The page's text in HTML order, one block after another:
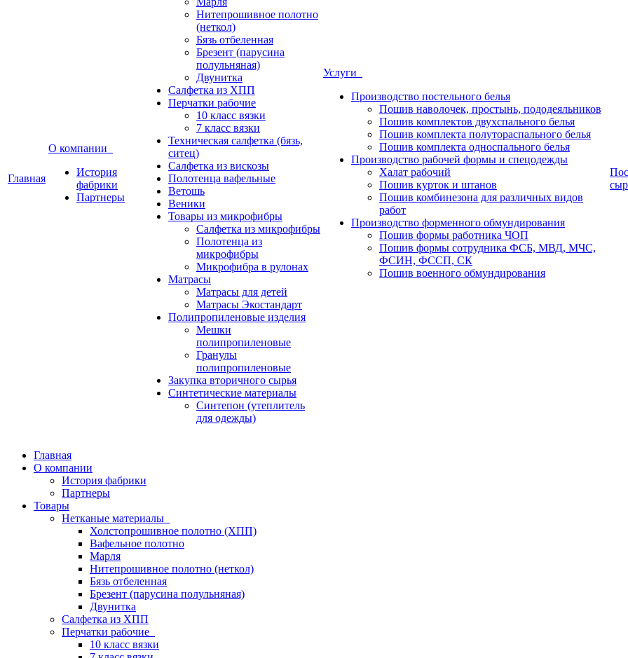
Главная
О компании
История
фабрики
Партнеры
Нитепрошивное полотно
(неткол)
Бязь отбеленная
Брезент (парусина
полульняная)
Двунитка
Салфетка из ХПП
Перчатки рабочие
10 класс вязки
7 класс вязки
Техническая салфетка (бязь,
ситец)
Салфетка из вискозы
Полотенца вафельные
Ветошь
Веники
Товары из микрофибры
Салфетка из микрофибры
Полотенца из
микрофибры
Микрофибра в рулонах
Матрасы
Матрасы для детей
Матрасы Экостандарт
Полипропиленовые изделия
Мешки
полипропиленовые
Гранулы
полипропиленовые
Закупка вторичного сырья
Синтетические материалы
Синтепон (утеплитель
для одежды)
Услуги
Производство постельного белья
Пошив наволочек, простынь, пододеяльников
Пошив комплектов двухспального белья
Пошив комплекта полутораспального белья
Пошив комплекта односпального белья
Производство рабочей формы и спецодежды
Халат рабочий
Пошив курток и штанов
Пошив комбинезона для различных видов
работ
Производство форменного обмундирования
Пошив формы работника ЧОП
Пошив формы сотрудника ФСБ, МВД, МЧС,
ФСИН, ФССП, СК
Пошив военного обмундирования
Главная
О компании
История фабрики
Партнеры
Товары
Нетканые материалы
Холстопрошивное полотно (ХПП)
Вафельное полотно
Марля
Нитепрошивное полотно (неткол)
Бязь отбеленная
Брезент (парусина полульняная)
Двунитка
Салфетка из ХПП
Перчатки рабочие
10 класс вязки